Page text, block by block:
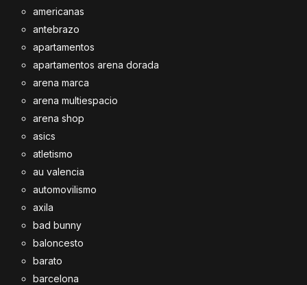
americanas
antebrazo
apartamentos
apartamentos arena dorada
arena marca
arena multiespacio
arena shop
asics
atletismo
au valencia
automovilismo
axila
bad bunny
baloncesto
barato
barcelona